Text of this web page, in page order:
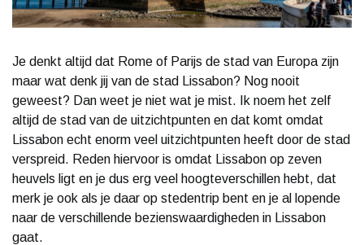
Je denkt altijd dat Rome of Parijs de stad van Europa zijn
maar wat denk jij van de stad Lissabon? Nog nooit
geweest? Dan weet je niet wat je mist. Ik noem het zelf
altijd de stad van de uitzichtpunten en dat komt omdat
Lissabon echt enorm veel uitzichtpunten heeft door de stad
verspreid. Reden hiervoor is omdat Lissabon op zeven
heuvels ligt en je dus erg veel hoogteverschillen hebt, dat
merk je ook als je daar op stedentrip bent en je al lopende
naar de verschillende bezienswaardigheden in Lissabon
gaat.